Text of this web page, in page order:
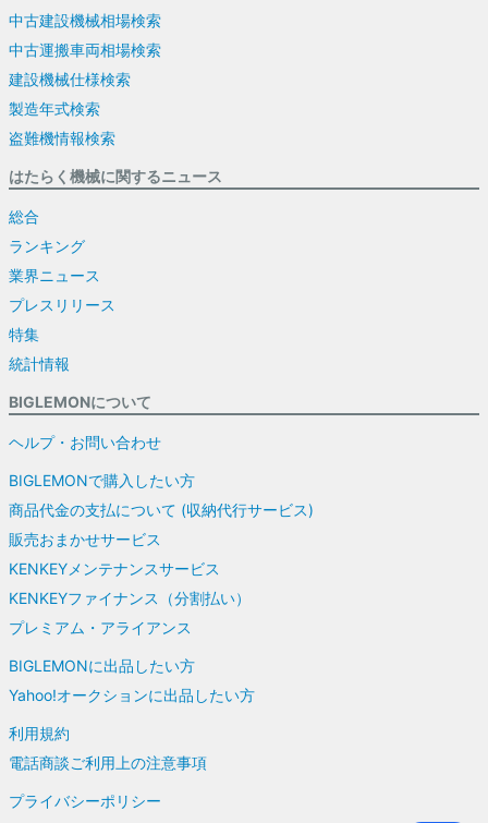
中古建設機械相場検索
中古運搬車両相場検索
建設機械仕様検索
製造年式検索
盗難機情報検索
はたらく機械に関するニュース
総合
ランキング
業界ニュース
プレスリリース
特集
統計情報
BIGLEMONについて
ヘルプ・お問い合わせ
BIGLEMONで購入したい方
商品代金の支払について (収納代行サービス)
販売おまかせサービス
KENKEYメンテナンスサービス
KENKEYファイナンス（分割払い）
プレミアム・アライアンス
BIGLEMONに出品したい方
Yahoo!オークションに出品したい方
利用規約
電話商談ご利用上の注意事項
プライバシーポリシー